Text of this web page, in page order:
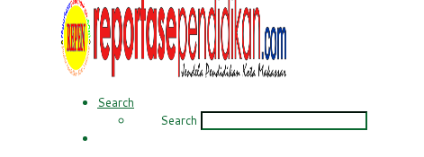
Search
Search